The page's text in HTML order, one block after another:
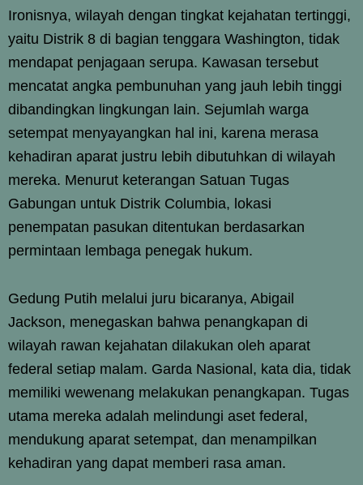
Ironisnya, wilayah dengan tingkat kejahatan tertinggi,
yaitu Distrik 8 di bagian tenggara Washington, tidak
mendapat penjagaan serupa. Kawasan tersebut
mencatat angka pembunuhan yang jauh lebih tinggi
dibandingkan lingkungan lain. Sejumlah warga
setempat menyayangkan hal ini, karena merasa
kehadiran aparat justru lebih dibutuhkan di wilayah
mereka. Menurut keterangan Satuan Tugas
Gabungan untuk Distrik Columbia, lokasi
penempatan pasukan ditentukan berdasarkan
permintaan lembaga penegak hukum.
Gedung Putih melalui juru bicaranya, Abigail
Jackson, menegaskan bahwa penangkapan di
wilayah rawan kejahatan dilakukan oleh aparat
federal setiap malam. Garda Nasional, kata dia, tidak
memiliki wewenang melakukan penangkapan. Tugas
utama mereka adalah melindungi aset federal,
mendukung aparat setempat, dan menampilkan
kehadiran yang dapat memberi rasa aman.